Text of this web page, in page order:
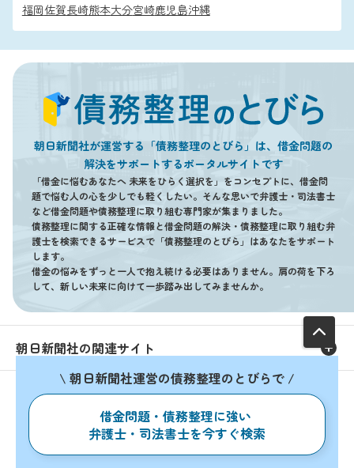
福岡佐賀長崎熊本大分宮崎鹿児島沖縄
朝日新聞社が運営する「債務整理のとびら」は、借金問題の
解決をサポートするポータルサイトです
「借金に悩むあなたへ 未来をひらく選択を」をコンセプトに、借金問
題で悩む人の心を少しでも軽くしたい。そんな思いで弁護士・司法書士
など借金問題や債務整理に取り組む専門家が集まりました。
債務整理に関する正確な情報と借金問題の解決・債務整理に取り組む弁
護士を検索できるサービスで「債務整理のとびら」はあなたをサポート
します。
借金の悩みをずっと一人で抱え続ける必要はありません。肩の荷を下ろ
して、新しい未来に向けて一歩踏み出してみませんか。
\ 朝日新聞社運営の債務整理のとびらで /
借金問題・債務整理に強い
弁護士・司法書士を今すぐ検索
朝日新聞社の関連サイト
このサイトについてサイトポリシー債務整理のとびら利用規約
債務整理のとびらプライバシーポリシー利用者情報の外部送信
お問い合わせ